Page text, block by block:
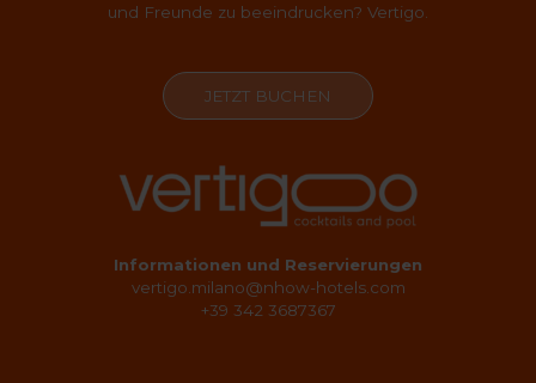
und Freunde zu beeindrucken? Vertigo.
JETZT BUCHEN
Informationen und Reservierungen
vertigo.milano@nhow-hotels.com
+39 342 3687367